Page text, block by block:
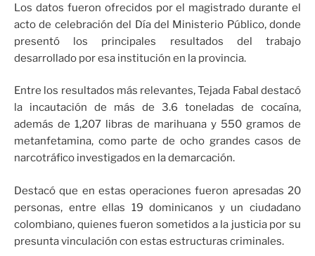
Los datos fueron ofrecidos por el magistrado durante el
acto de celebración del Día del Ministerio Público, donde
presentó los principales resultados del trabajo
desarrollado por esa institución en la provincia.
Entre los resultados más relevantes, Tejada Fabal destacó
la incautación de más de 3.6 toneladas de cocaína,
además de 1,207 libras de marihuana y 550 gramos de
metanfetamina, como parte de ocho grandes casos de
narcotráfico investigados en la demarcación.
Destacó que en estas operaciones fueron apresadas 20
personas, entre ellas 19 dominicanos y un ciudadano
colombiano, quienes fueron sometidos a la justicia por su
presunta vinculación con estas estructuras criminales.